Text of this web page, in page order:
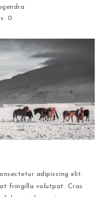
0
adipiscing elit.
fringilla volutpat. Cras